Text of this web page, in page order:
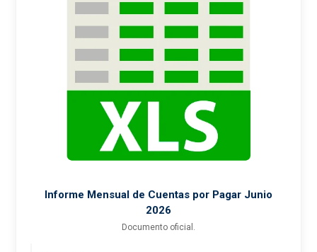
Informe Mensual de Cuentas por Pagar Junio
2026
Documento oficial.